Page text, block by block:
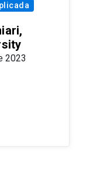
2023